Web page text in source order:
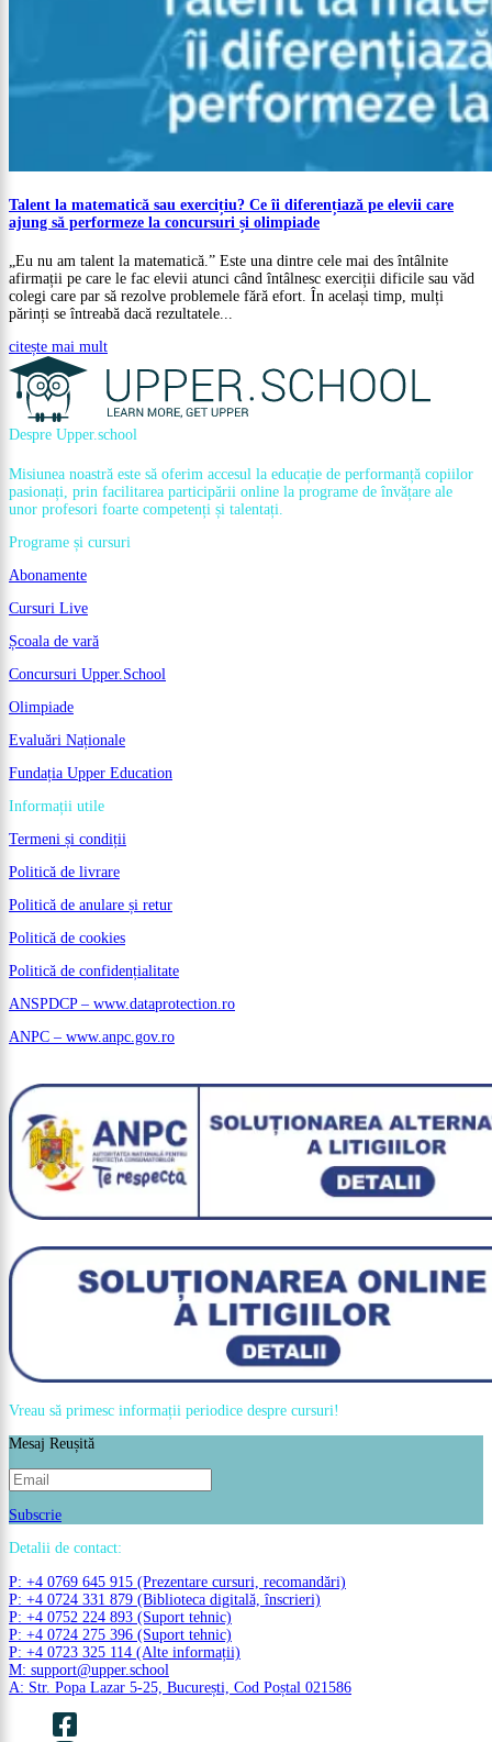
Talent la matematică sau exercițiu? Ce îi diferențiază pe elevii care
ajung să performeze la concursuri și olimpiade
„Eu nu am talent la matematică.” Este una dintre cele mai des întâlnite
afirmații pe care le fac elevii atunci când întâlnesc exerciții dificile sau văd
colegi care par să rezolve problemele fără efort. În același timp, mulți
părinți se întreabă dacă rezultatele...
citește mai mult
Despre Upper.school
Misiunea noastră este să oferim accesul la educație de performanță copiilor
pasionați, prin facilitarea participării online la programe de învățare ale
unor profesori foarte competenți și talentați.
Programe și cursuri
Abonamente
Cursuri Live
Școala de vară
Concursuri Upper.School
Olimpiade
Evaluări Naționale
Fundația Upper Education
Informații utile
Termeni și condiții
Politică de livrare
Politică de anulare și retur
Politică de cookies
Politică de confidențialitate
ANSPDCP – www.dataprotection.ro
ANPC – www.anpc.gov.ro
Vreau să primesc informații periodice despre cursuri!
Mesaj Reușită
Subscrie
Detalii de contact:
P: +4 0769 645 915 (Prezentare cursuri, recomandări)
P: +4 0724 331 879 (Biblioteca digitală, înscrieri)
P: +4 0752 224 893 (Suport tehnic)
P: +4 0724 275 396 (Suport tehnic)
P: +4 0723 325 114 (Alte informații)
M: support@upper.school
A: Str. Popa Lazar 5-25, București, Cod Poștal 021586